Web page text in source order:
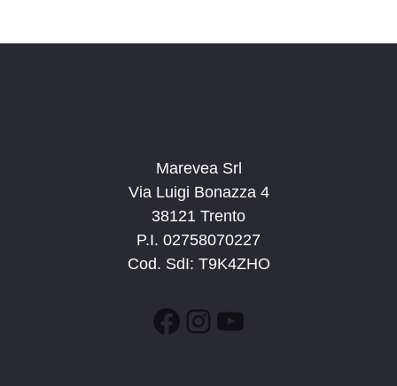
Marevea Srl
Via Luigi Bonazza 4
38121 Trento
P.I. 02758070227
Cod. SdI: T9K4ZHO
Facebook
Instagram
YouTube